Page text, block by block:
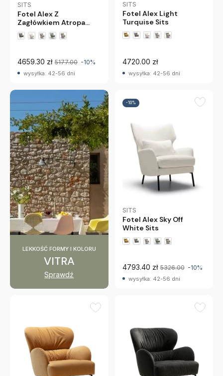
SITS
Fotel Alex Z
Zagłówkiem Atropa
Mustard Sits
4659.30 zł 5177.00 -10%
wysyłka: 42-56 dni
SITS
Fotel Alex Light
Turquise Sits
4720.00 zł
wysyłka: 42-56 dni
LEKKOŚĆ FORMY I KOLORU
VITRA
Sprawdź
-10%
SITS
Fotel Alex Sky Off
White Sits
4793.40 zł 5326.00 -10%
wysyłka: 42-56 dni